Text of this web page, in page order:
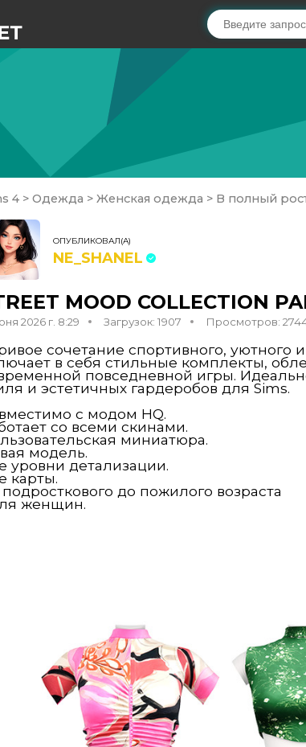
4 > Одежда > Женская одежда > В полный
ОПУБЛИКОВАЛ(А)
NE_SHANEL
MOOD COLLECTION
2026 г. 8:29 Загрузок: 1907 Просмотров:
сочетание спортивного, уютного
в себя стильные комплекты,
повседневной игры.
и эстетичных гардеробов для Sims.
с модом HQ.
со всеми скинами.
миниатюра.
модель.
уровни детализации.
карты.
до пожилого возраста
женщин.